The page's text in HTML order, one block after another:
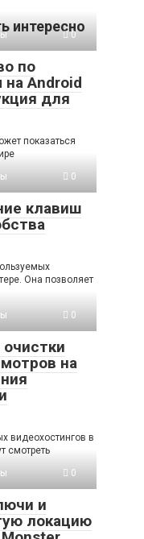
интересно
0
по
на Android
для
показаться
0
клавиш
Она позволяет
0
на
видеохостингов в
смотреть
0
и
локацию